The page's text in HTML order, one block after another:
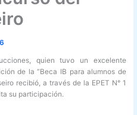
quien tuvo un excelente
de la “Beca IB para alumnos de
recibió, a través de la EPET N° 1
su participación.